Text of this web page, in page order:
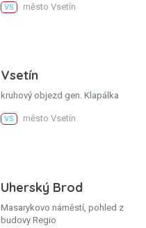
VS město Vsetín
Vsetín
kruhový objezd gen. Klapálka
VS město Vsetín
Uherský Brod
Masarykovo náměstí, pohled z
budovy Regio